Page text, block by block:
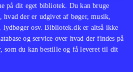
på dit eget bibliotek. Du kan bruge
der er udgivet af bøger, musik,
osv. Bibliotek.dk er altså ikke
og service over hvad der findes på
som du kan bestille og få leveret til dit